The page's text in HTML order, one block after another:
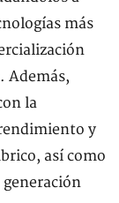
más
Además,
la
y
así como